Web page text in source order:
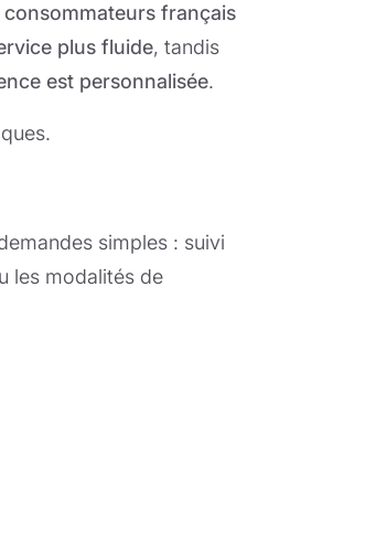
consommateurs français
plus fluide, tandis
est personnalisée.
simples : suivi
les modalités de